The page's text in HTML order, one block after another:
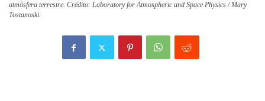
atmósfera terrestre. Crédito: Laboratory for Atmospheric and Space Physics / Mary
Tostanoski.